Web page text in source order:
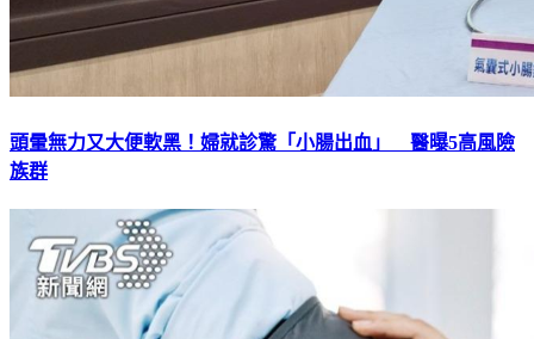
頭暈無力又大便軟黑！婦就診驚「小腸出血」 醫曝5高風險
族群